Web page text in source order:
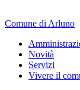
Comune di Arluno
Novità
Servizi
Vivere il